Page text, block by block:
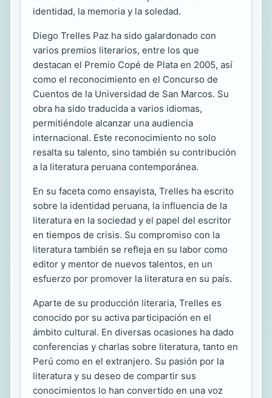
identidad, la memoria y la soledad.
Diego Trelles Paz ha sido galardonado con
varios premios literarios, entre los que
destacan el Premio Copé de Plata en 2005, así
como el reconocimiento en el Concurso de
Cuentos de la Universidad de San Marcos. Su
obra ha sido traducida a varios idiomas,
permitiéndole alcanzar una audiencia
internacional. Este reconocimiento no solo
resalta su talento, sino también su contribución
a la literatura peruana contemporánea.
En su faceta como ensayista, Trelles ha escrito
sobre la identidad peruana, la influencia de la
literatura en la sociedad y el papel del escritor
en tiempos de crisis. Su compromiso con la
literatura también se refleja en su labor como
editor y mentor de nuevos talentos, en un
esfuerzo por promover la literatura en su país.
Aparte de su producción literaria, Trelles es
conocido por su activa participación en el
ámbito cultural. En diversas ocasiones ha dado
conferencias y charlas sobre literatura, tanto en
Perú como en el extranjero. Su pasión por la
literatura y su deseo de compartir sus
conocimientos lo han convertido en una voz